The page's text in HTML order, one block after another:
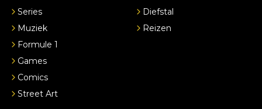
Series
Muziek
Formule 1
Games
Comics
Street Art
Diefstal
Reizen